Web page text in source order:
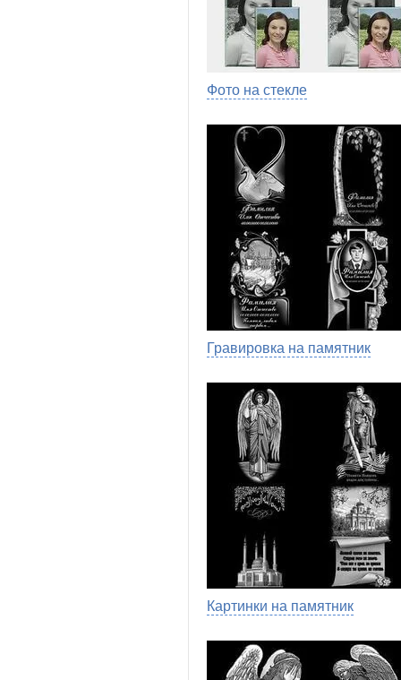
Фото на стекле
Гравировка на памятник
Картинки на памятник